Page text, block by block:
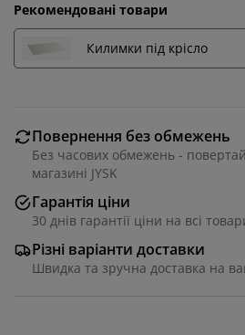
Рекомендовані товари
Килимки під крісло
Повернення без обмежень
Без часових обмежень -
магазині JYSK
Гарантія ціни
30 днів гарантії ціни на всі
Різні варіанти доставки
Швидка та зручна доставка на